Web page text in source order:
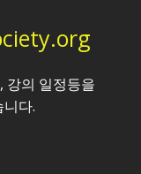
강의 일정등을
다.